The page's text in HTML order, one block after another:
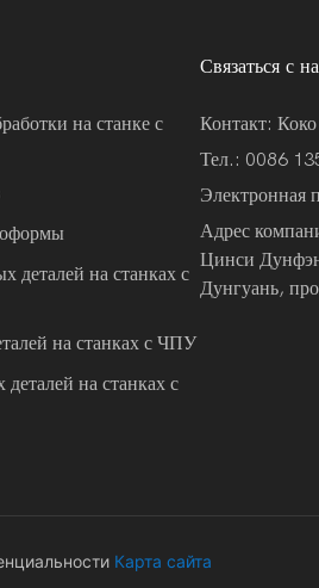
на станке с
деталей на станках с
на станках с ЧПУ
на станках с
Связаться с
Контакт: Коко
Тел.: 0086
Электронная
Адрес
Цинси
Дунгуань,
Карта сайта